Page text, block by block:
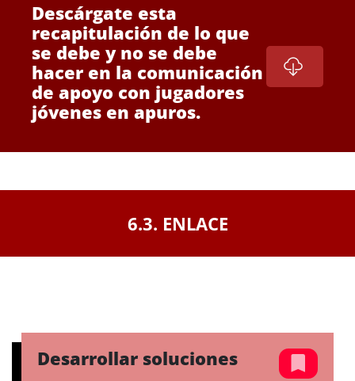
Descárgate esta
recapitulación de lo que
se debe y no se debe
hacer en la comunicación
de apoyo con jugadores
jóvenes en apuros.
6.3. ENLACE
Desarrollar soluciones